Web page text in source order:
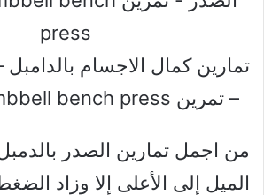
تمارين كمال الاجسام بالدامبل
– تمرين Decline dumbbell bench press
من اجمل تمارين الصدر
الميل إلى الأعلى إلا وزاد